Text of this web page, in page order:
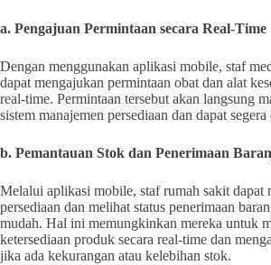
a. Pengajuan Permintaan secara Real-Time
Dengan menggunakan aplikasi mobile, staf
dapat mengajukan permintaan obat dan alat
real-time. Permintaan tersebut akan langsung
sistem manajemen persediaan dan dapat segera
b. Pemantauan Stok dan Penerimaan
Melalui aplikasi mobile, staf rumah sakit dapat
persediaan dan melihat status penerimaan
mudah. Hal ini memungkinkan mereka untuk
ketersediaan produk secara real-time dan
jika ada kekurangan atau kelebihan stok.